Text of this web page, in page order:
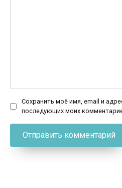
Сохранить моё имя, email и
последующих моих